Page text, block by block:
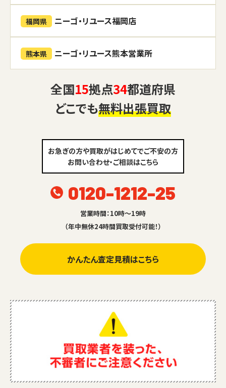
福岡県 ニーゴ・リユース福岡店
熊本県 ニーゴ・リユース熊本営業所
全国15拠点34都道府県
どこでも無料出張買取
お急ぎの方や買取がはじめてでご不安の方
お問い合わせ・ご相談はこちら
0120-1212-25
営業時間：10時～19時
（年中無休24時間買取受付可能！）
かんたん査定見積はこちら